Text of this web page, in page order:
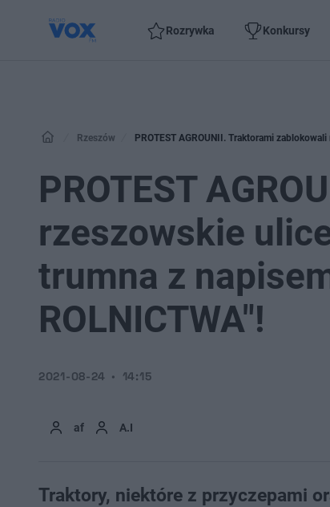
Rozrywka Konkursy
Rzeszów PROTEST AGROUNII. Traktorami
PROTEST
rzeszowskie
trumna z
ROLNICTWA"!
af A.I
2021-08-24 14:15
Traktory, niektóre z przyczepami